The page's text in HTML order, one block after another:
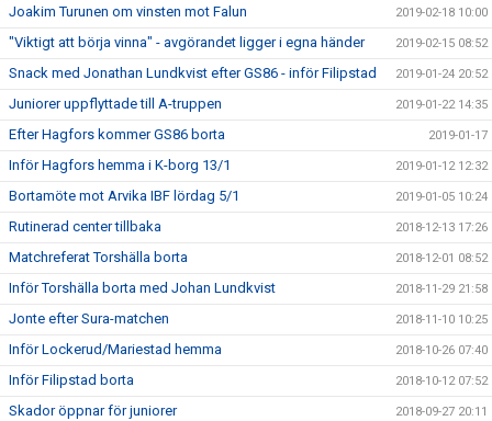
Joakim Turunen om vinsten mot Falun 2019-02-18 10:00
"Viktigt att börja vinna" - avgörandet ligger i egna händer 2019-02-15 08:52
Snack med Jonathan Lundkvist efter GS86 - inför Filipstad 2019-01-24 20:52
Juniorer uppflyttade till A-truppen 2019-01-22 14:35
Efter Hagfors kommer GS86 borta 2019-01-17
Inför Hagfors hemma i K-borg 13/1 2019-01-12 12:32
Bortamöte mot Arvika IBF lördag 5/1 2019-01-05 10:24
Rutinerad center tillbaka 2018-12-13 17:26
Matchreferat Torshälla borta 2018-12-01 08:52
Inför Torshälla borta med Johan Lundkvist 2018-11-29 21:58
Jonte efter Sura-matchen 2018-11-10 10:25
Inför Lockerud/Mariestad hemma 2018-10-26 07:40
Inför Filipstad borta 2018-10-12 07:52
Skador öppnar för juniorer 2018-09-27 20:11